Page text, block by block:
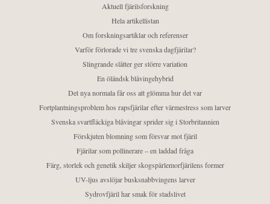
Aktuell fjärilsforskning
Hela artikellistan
Om forskningsartiklar och referenser
Varför förlorade vi tre svenska dagfjärilar?
Slingrande slåtter ger större variation
En öländsk blåvingehybrid
Det nya normala får oss att glömma hur det var
Fortplantningsproblem hos rapsfjärilar efter värmestress som larver
Svenska svartfläckiga blåvingar sprider sig i Storbritannien
Förskjuten blomning som försvar mot fjäril
Fjärilar som pollinerare – en laddad fråga
Färg, storlek och genetik skiljer skogspärlemorfjärilens former
UV-ljus avslöjar busksnabbvingens larver
Sydrovfjäril har smak för stadslivet